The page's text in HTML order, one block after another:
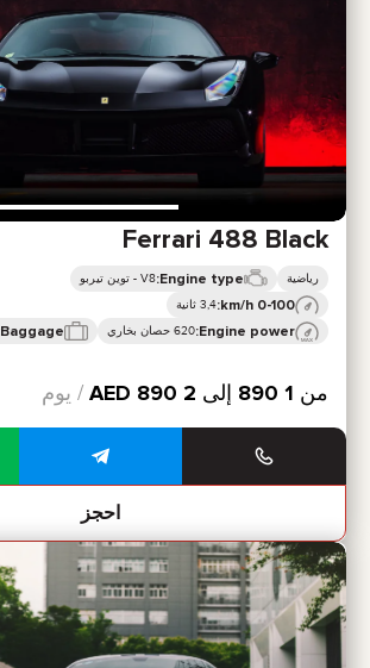
Ferrari 488 Black
رياضية Engine type: V8 - توين تيربو
0-100 km/h: 3,4 ثانية
Engine power: 620 حصان بخاري Baggage:
من 1 890 إلى 2 890
AED / يوم
احجز